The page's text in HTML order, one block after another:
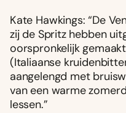
Kate Hawkings: “De
zij de Spritz hebben
oorspronkelijk
(Italiaanse
aangelengd met
van een warme
lessen.”